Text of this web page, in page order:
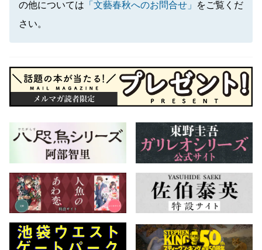
の他については 「文藝春秋へのお問合せ」
をご覧くだ
さい。